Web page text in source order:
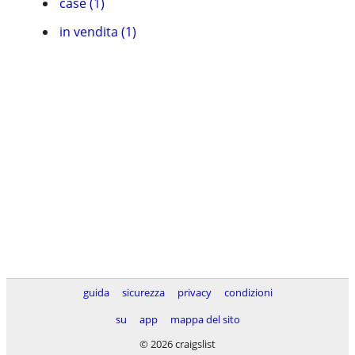
in vendita (1)
guida sicurezza privacy
condizioni
su
app
mappa del sito
© 2026 craigslist